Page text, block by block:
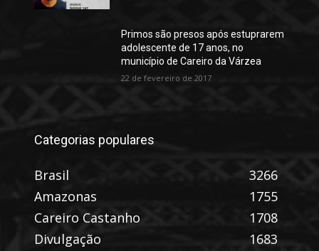
Primos são presos após estuprarem
adolescente de 17 anos, no
município de Careiro da Várzea
22 de fevereiro de 2017
Categorias populares
Brasil
3266
Amazonas
1755
Careiro Castanho
1708
Divulgação
1683